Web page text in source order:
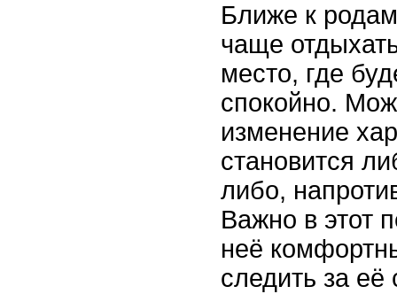
Ближе к
чаще
место, где
спокойно.
изменение
становится
либо,
Важно в этот
неё
следить за её